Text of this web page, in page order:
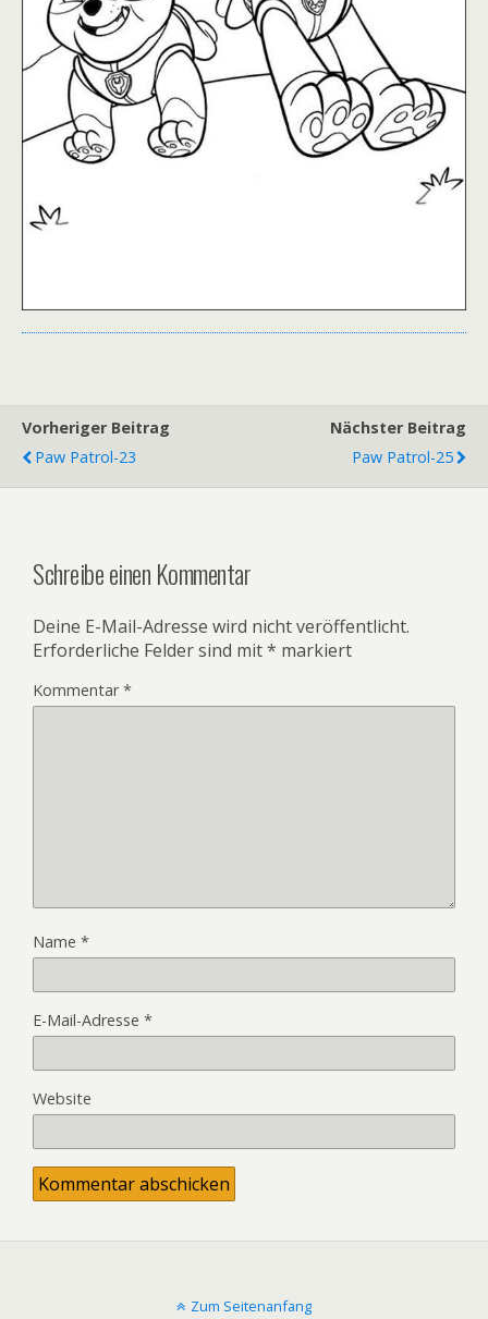
Vorheriger Beitrag
Paw Patrol-23
Nächster Beitrag
Paw Patrol-25
Schreibe einen Kommentar
Deine E-Mail-Adresse wird nicht veröffentlicht.
Erforderliche Felder sind mit* markiert
Kommentar*
Name *
E-Mail-Adresse *
Website
Zum Seitenanfang